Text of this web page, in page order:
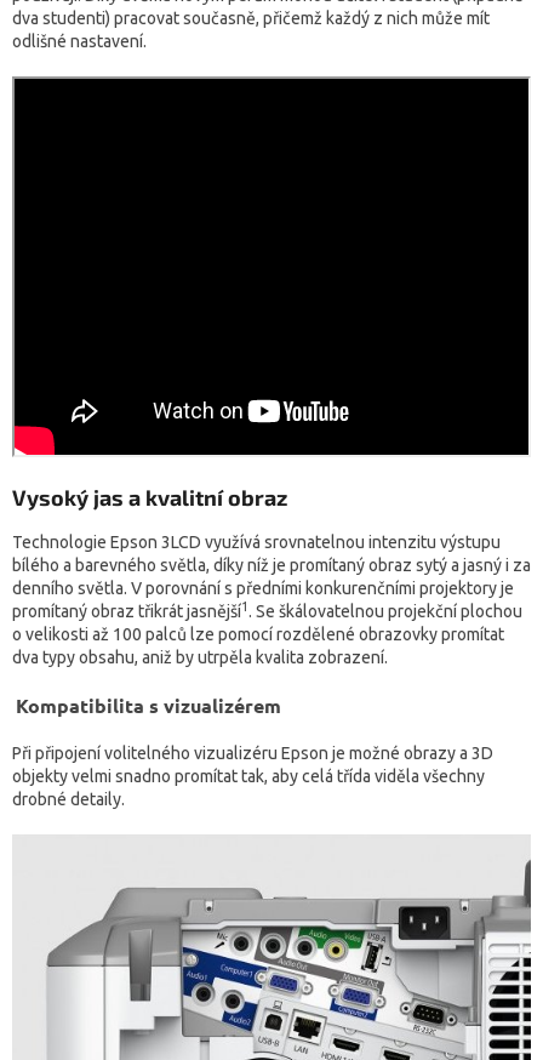
dva studenti) pracovat současně, přičemž každý z nich může mít
odlišné nastavení.
Vysoký jas a kvalitní obraz
Technologie Epson 3LCD využívá srovnatelnou intenzitu výstupu
bílého a barevného světla, díky níž je promítaný obraz sytý a jasný i za
denního světla. V porovnání s předními konkurenčními projektory je
promítaný obraz třikrát jasnější1. Se škálovatelnou projekční plochou
o velikosti až 100 palců lze pomocí rozdělené obrazovky promítat
dva typy obsahu, aniž by utrpěla kvalita zobrazení.
Kompatibilita s vizualizérem
Při připojení volitelného vizualizéru Epson je možné obrazy a 3D
objekty velmi snadno promítat tak, aby celá třída viděla všechny
drobné detaily.